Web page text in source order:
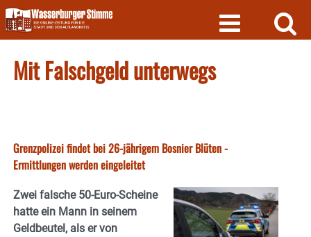
Skip
to
content
Mit Falschgeld unterwegs
Grenzpolizei findet bei 26-jährigem Bosnier Blüten -
Ermittlungen werden eingeleitet
Zwei falsche 50-Euro-Scheine
hatte ein Mann in seinem
Geldbeutel, als er von